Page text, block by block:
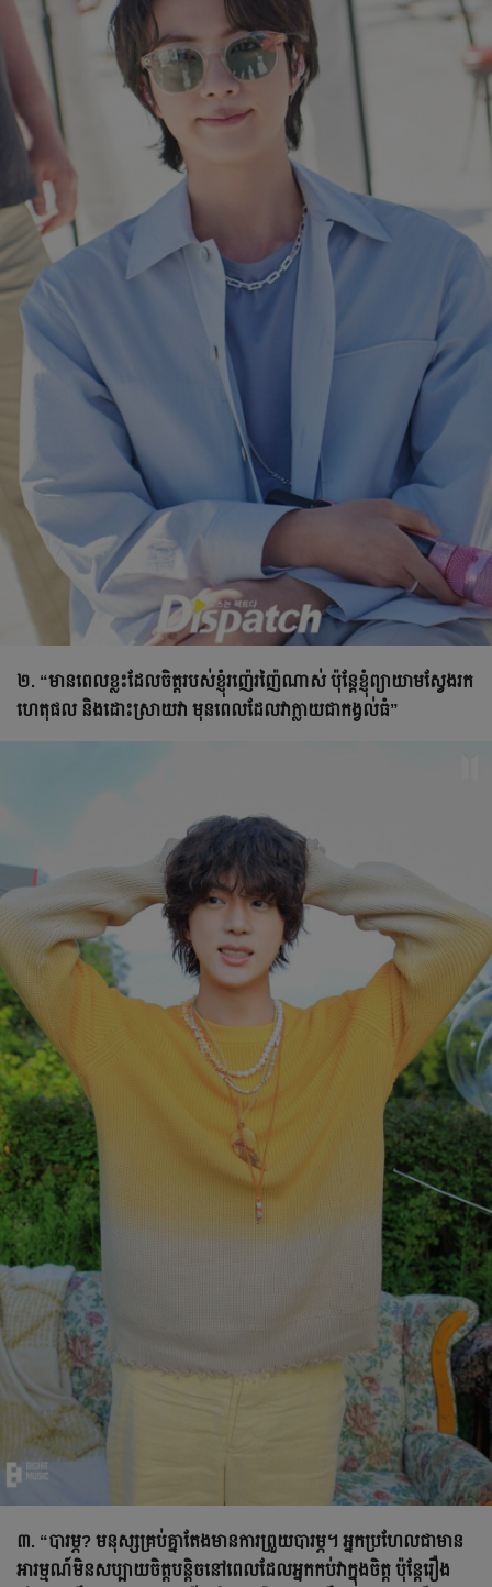
២. “មានពេលខ្លះដែលចិត្តរបស់ខ្ញុំរញ៉េរញ៉ៃណាស់ ប៉ុន្តែខ្ញុំព្យាយាមស្វែងរក
ហេតុផល និងដោះស្រាយវា មុនពេលដែលវាក្លាយជាកង្វល់ធំ”
៣. “បារម្ភ? មនុស្សគ្រប់គ្នាតែងមានការព្រួយបារម្ភ។ អ្នក​ប្រហែល​ជា​មាន​
អារម្មណ៍​មិន​សប្បាយ​ចិត្ត​បន្តិច​នៅ​ពេល​ដែល​អ្នក​កប់វាក្នុងចិត្ត ប៉ុន្តែ​រឿង